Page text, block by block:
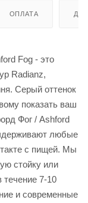
ОПЛАТА
Fog - это
Radianz,
Серый оттенок
показать ваш
Фог / Ashford
любые
с пищей. Мы
стойку или
7-10
и современные